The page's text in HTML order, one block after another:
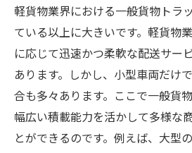
軽貨物業界における一般貨物トラ
ている以上に大きいです。軽貨物
に応じて迅速かつ柔軟な配送サー
あります。しかし、小型車両だけ
合も多々あります。ここで一般貨
幅広い積載能力を活かして多様な
とができるのです。例えば、大型